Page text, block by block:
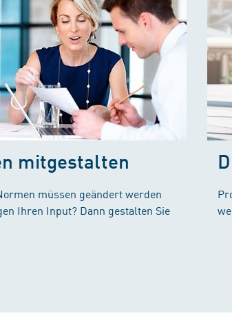
mitgestalten
müssen geändert werden
Ihren Input? Dann gestalten Sie